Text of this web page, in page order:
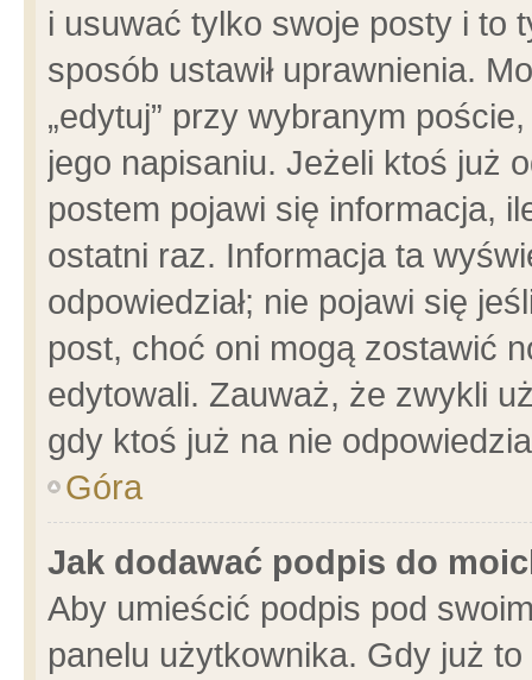
i usuwać tylko swoje posty i to
sposób ustawił uprawnienia.
„edytuj” przy wybranym
jego napisaniu. Jeżeli ktoś już
postem pojawi się informacja,
ostatni raz. Informacja ta
odpowiedział; nie pojawi się
post, choć oni mogą zostawić
edytowali. Zauważ, że zwykli
gdy ktoś już na nie
Góra
Jak dodawać podpis do
Aby umieścić podpis pod
panelu użytkownika. Gdy już